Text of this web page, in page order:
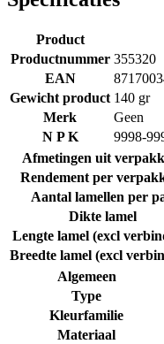
Product
Productnummer 355320
EAN
Gewicht product 140 gr
Merk
Geen
N P K
9998-
Afmetingen uit
Rendement per
Aantal lamellen per
Dikte lamel
Lengte lamel (excl
Breedte lamel (excl
Algemeen
Type
Kleurfamilie
Materiaal